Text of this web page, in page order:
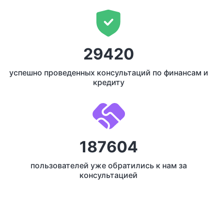
29420
успешно проведенных консультаций по финансам и
кредиту
187604
пользователей уже обратились к нам за
консультацией